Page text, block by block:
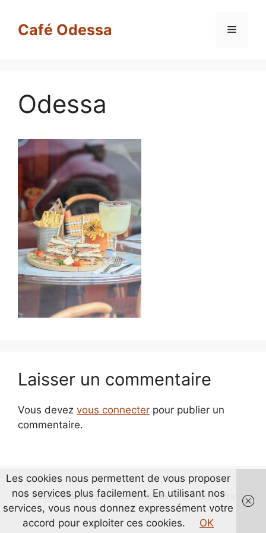
Café Odessa
Odessa
Laisser un commentaire
Vous devez vous connecter pour publier un
commentaire.
© 2026 Café Odessa• Construit avecGeneratePress
Les cookies nous permettent de vous proposer
nos services plus facilement. En utilisant nos
services, vous nous donnez expressément votre
accord pour exploiter ces cookies.
OK